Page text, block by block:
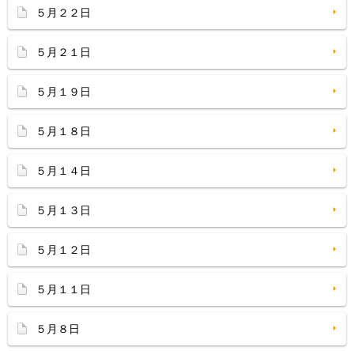
５月２２日
５月２１日
５月１９日
５月１８日
５月１４日
５月１３日
５月１２日
５月１１日
５月８日